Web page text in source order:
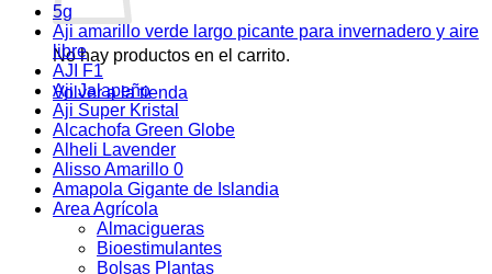
No hay productos en el carrito.
Volver a la tienda
5g
Aji amarillo verde largo picante para invernadero y aire
libre
AJI F1
Aji Jalapeño
Aji Super Kristal
Alcachofa Green Globe
Alheli Lavender
Alisso Amarillo 0
Amapola Gigante de Islandia
Area Agrícola
Almacigueras
Bioestimulantes
Bolsas Plantas